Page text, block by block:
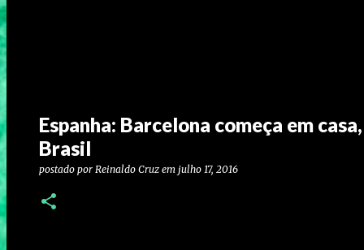
Espanha: Barcelona começa em
Brasil
postado por Reinaldo Cruz em julho 17, 2016